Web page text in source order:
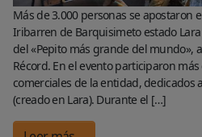
Más de 3.000 personas se apostaron
Iribarren de Barquisimeto estado
del «Pepito más grande del mundo»,
Récord. En el evento participaron
comerciales de la entidad, dedicados
(creado en Lara). Durante el […]